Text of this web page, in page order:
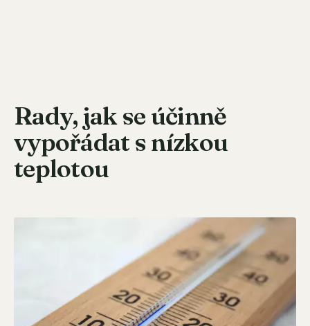
Rady, jak se účinně
vypořádat s nízkou
teplotou